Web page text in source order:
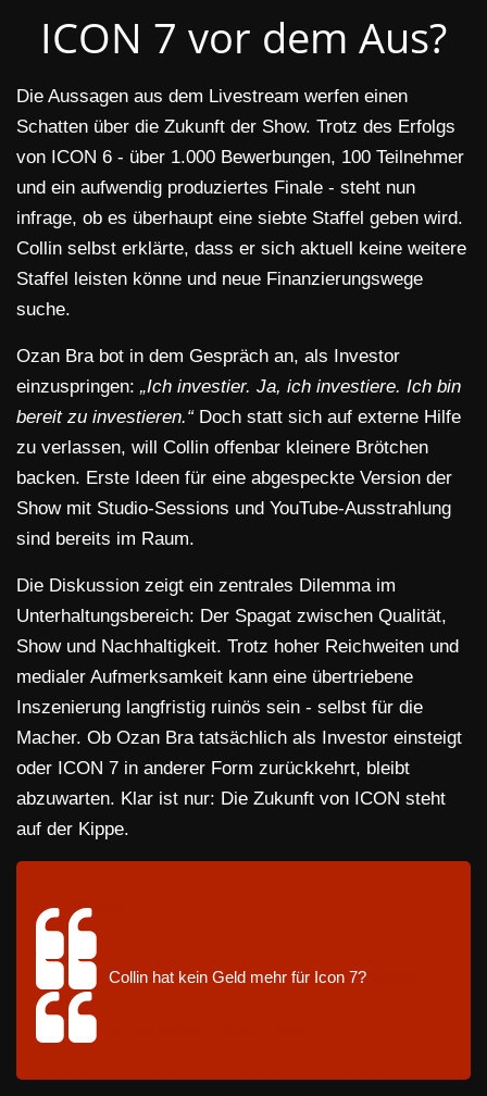
ICON 7 vor dem Aus?
Die Aussagen aus dem Livestream werfen einen
Schatten über die Zukunft der Show. Trotz des Erfolgs
von ICON 6 - über 1.000 Bewerbungen, 100 Teilnehmer
und ein aufwendig produziertes Finale - steht nun
infrage, ob es überhaupt eine siebte Staffel geben wird.
Collin selbst erklärte, dass er sich aktuell keine weitere
Staffel leisten könne und neue Finanzierungswege
suche.
Ozan Bra bot in dem Gespräch an, als Investor
einzuspringen: „Ich investier. Ja, ich investiere. Ich bin
bereit zu investieren.“ Doch statt sich auf externe Hilfe
zu verlassen, will Collin offenbar kleinere Brötchen
backen. Erste Ideen für eine abgespeckte Version der
Show mit Studio-Sessions und YouTube-Ausstrahlung
sind bereits im Raum.
Die Diskussion zeigt ein zentrales Dilemma im
Unterhaltungsbereich: Der Spagat zwischen Qualität,
Show und Nachhaltigkeit. Trotz hoher Reichweiten und
medialer Aufmerksamkeit kann eine übertriebene
Inszenierung langfristig ruinös sein - selbst für die
Macher. Ob Ozan Bra tatsächlich als Investor einsteigt
oder ICON 7 in anderer Form zurückkehrt, bleibt
abzuwarten. Klar ist nur: Die Zukunft von ICON steht
auf der Kippe.
@bzet3
Collin hat kein Geld mehr für Icon 7?